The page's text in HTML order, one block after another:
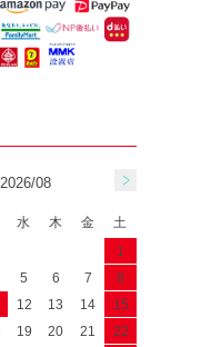
2026/08
水 木 金
土
1
5 6 7
8
12 13 14
15
19 20 21
22